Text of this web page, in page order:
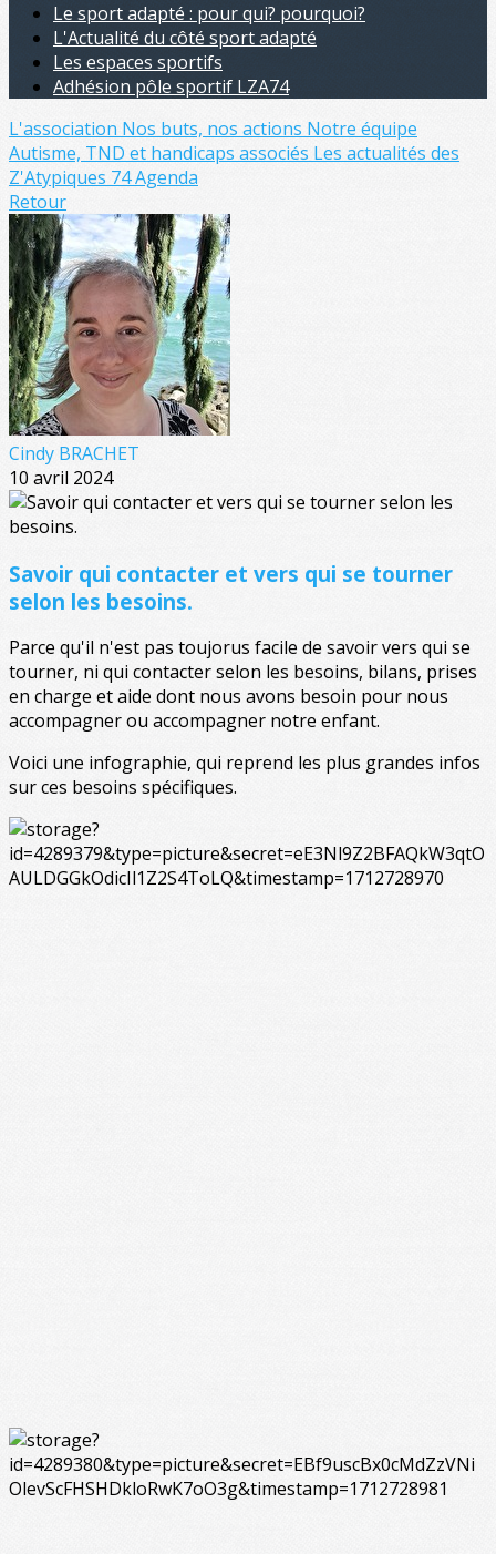
Le sport adapté : pour qui? pourquoi?
L'Actualité du côté sport adapté
Les espaces sportifs
Adhésion pôle sportif LZA74
L'association Nos buts, nos actions Notre équipe
Autisme, TND et handicaps associés Les actualités des
Z'Atypiques 74Agenda
Retour
Cindy BRACHET
10 avril 2024
Savoir qui contacter et vers qui se tourner
selon les besoins.
Parce qu'il n'est pas toujorus facile de savoir vers qui se
tourner, ni qui contacter selon les besoins, bilans, prises
en charge et aide dont nous avons besoin pour nous
accompagner ou accompagner notre enfant.
Voici une infographie, qui reprend les plus grandes infos
sur ces besoins spécifiques.